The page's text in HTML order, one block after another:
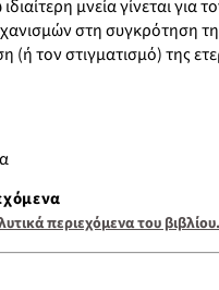
μνεία γίνεται για
στη συγκρότηση
(ή τον στιγματισμό) της
περιεχόμενα του